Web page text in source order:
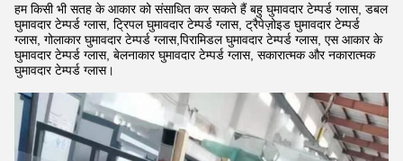
हम किसी भी सतह के आकार को संसाधित कर सकते हैं बहु घुमावदार टेम्पर्ड ग्लास, डबल
घुमावदार टेम्पर्ड ग्लास, ट्रिपल घुमावदार टेम्पर्ड ग्लास, ट्रैपेज़ोइड घुमावदार टेम्पर्ड
ग्लास, गोलाकार घुमावदार टेम्पर्ड ग्लास,पिरामिडल घुमावदार टेम्पर्ड ग्लास, एस आकार के
घुमावदार टेम्पर्ड ग्लास, बेलनाकार घुमावदार टेम्पर्ड ग्लास, सकारात्मक और नकारात्मक
घुमावदार टेम्पर्ड ग्लास।